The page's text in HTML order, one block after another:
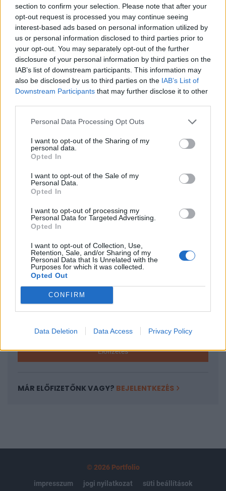
section to confirm your selection. Please note that after your
opt-out request is processed you may continue seeing
interest-based ads based on personal information utilized by
us or personal information disclosed to third parties prior to
your opt-out. You may separately opt-out of the further
disclosure of your personal information by third parties on the
IAB’s list of downstream participants. This information may
also be disclosed by us to third parties on the IAB’s List of
Downstream Participants that may further disclose it to other
Personal Data Processing Opt Outs
I want to opt-out of the Sharing of my
personal data.
Opted In
I want to opt-out of the Sale of my
Personal Data.
Opted In
I want to opt-out of processing my
Personal Data for Targeted Advertising.
Opted In
I want to opt-out of Collection, Use,
Retention, Sale, and/or Sharing of my
Personal Data that Is Unrelated with the
Purposes for which it was collected.
Opted Out
CONFIRM
Data Deletion Data Access Privacy Policy
különböző szponzorációkból több tízmillió
dolláros bevételük keletkezett az elmúlt egy
évben. Valószínűleg nem árulunk el nagy titkot,
hogy a Forbes listáján ismét Cristiano Ronaldo
végzett az élen, aki tavaly június 1-je óta 93 millió
dollárt keresett. Ezzel zsinórban negyedszer volt a
világ legjobban fizetett labdarúgója, de vajon kik
fértek még fel a TOP10-es listára?
10. - 7.. 10. Paul Pogba/Manchester United: 21,2 millió
dollár szponzorációs bevétel)Fotó: MTI/EPA/Peter Powell9.
James Rodríguez/Real Madrid: 21,9 millió dollár (14,9
szponzorációs bevétel)Fotó: MTI/EPA/Sergio
Barrenechea8. Sergio Agüero/Manchester City: 22,6...
KEDVES OLVASÓNK!
A keresett cikk a portfolio.hu hírarchívumához
tartozik, melynek olvasása előfizetéses
regisztrációhoz kötött.
Az előfizetés a következőket tartalmazza:
Portfolio.hu teljes cikkarchívum
Kötéslisták: BÉT elmúlt 2 év napon belüli
Előfizetés
MÁR ELŐFIZETŐNK VAGY? BEJELENTKEZÉS
© 2026 Portfolio
impresszum
jogi nyilatkozat süti beállítások